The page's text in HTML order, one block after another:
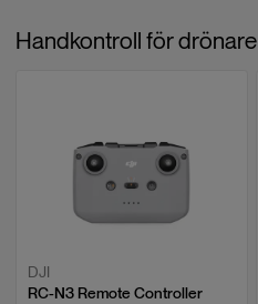
Handkontroll för drönare
DJI
RC-N3 Remote Controller